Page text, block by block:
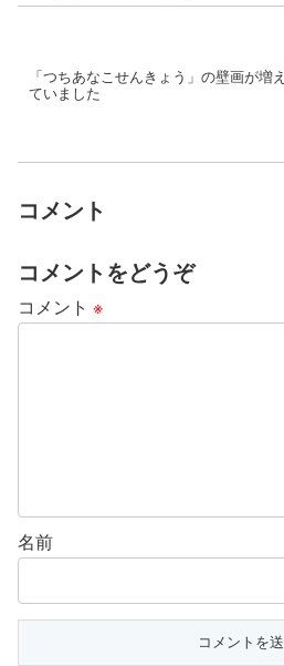
「つちあなこせんきょう」の壁画が増え
ていました
コメント
コメントをどうぞ
コメント ※
名前